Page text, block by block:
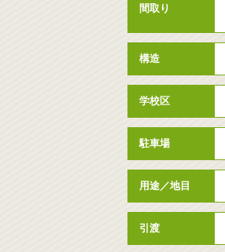
間取り
構造
学校区
駐車場
用途／地目
引渡